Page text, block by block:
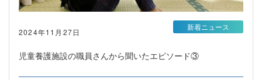
2024年11月27日
児童養護施設の職員さんから聞いたエピソード③
新着ニュース